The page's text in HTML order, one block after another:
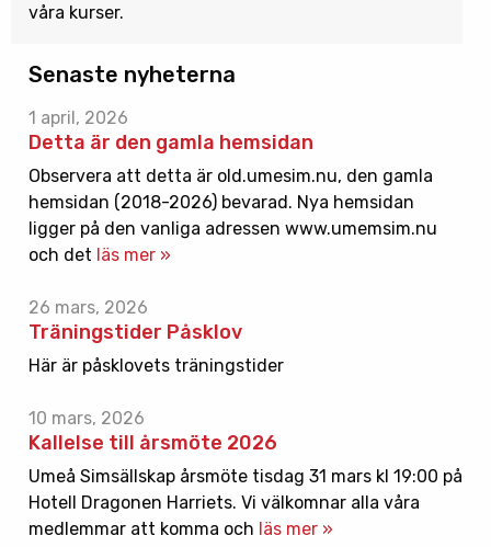
våra kurser.
Senaste nyheterna
1 april, 2026
Detta är den gamla hemsidan
Observera att detta är old.umesim.nu, den gamla
hemsidan (2018-2026) bevarad. Nya hemsidan
ligger på den vanliga adressen www.umemsim.nu
och det läs mer »
26 mars, 2026
Träningstider Påsklov
Här är påsklovets träningstider
10 mars, 2026
Kallelse till årsmöte 2026
Umeå Simsällskap årsmöte tisdag 31 mars kl 19:00 på
Hotell Dragonen Harriets. Vi välkomnar alla våra
medlemmar att komma och läs mer »